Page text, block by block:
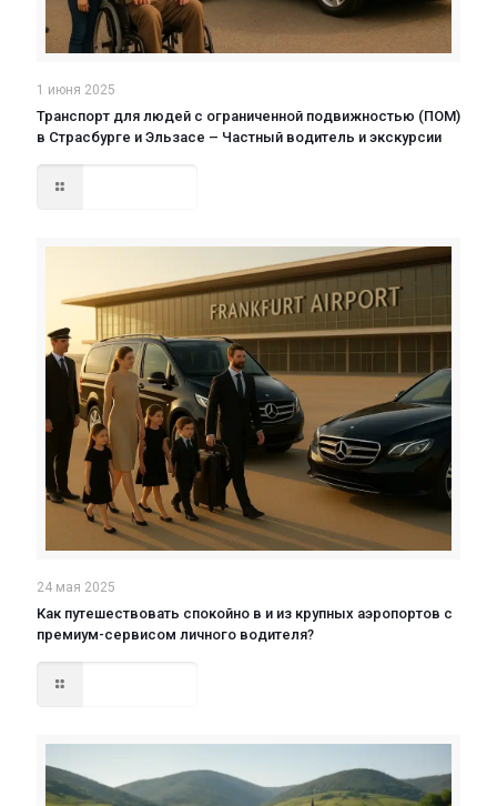
1 июня 2025
Транспорт для людей с ограниченной подвижностью (ПОМ)
в Страсбурге и Эльзасе – Частный водитель и экскурсии
24 мая 2025
Как путешествовать спокойно в и из крупных аэропортов с
премиум-сервисом личного водителя?